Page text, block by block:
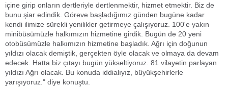
içine girip onların dertleriyle dertlenmektir, hizmet etmektir. Biz de
bunu şiar edindik. Göreve başladığımız günden bugüne kadar
kendi ilimize sürekli yenilikler getirmeye çalışıyoruz. 100'e yakın
minibüsümüzle halkımızın hizmetine girdik. Bugün de 20 yeni
otobüsümüzle halkımızın hizmetine başladık. Ağrı için doğunun
yıldızı olacak demiştik, gerçekten öyle olacak ve olmaya da devam
edecek. Hatta biz çıtayı bugün yükseltiyoruz. 81 vilayetin parlayan
yıldızı Ağrı olacak. Bu konuda iddialıyız, büyükşehirlerle
yarışıyoruz." diye konuştu.